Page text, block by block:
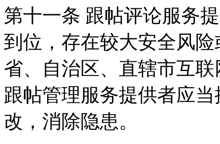
第十一条 跟帖评论服务
到位，存在较大安全风
省、自治区、直辖市互
跟帖管理服务提供者应
改，消除隐患。